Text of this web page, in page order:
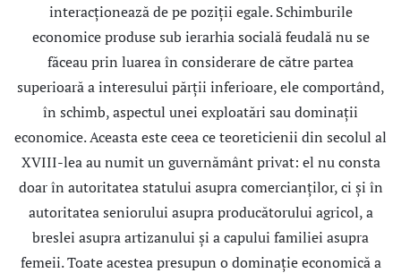
interacţionează de pe poziţii egale. Schimburile
economice produse sub ierarhia socială feudală nu se
făceau prin luarea în considerare de către partea
superioară a interesului părţii inferioare, ele comportând,
în schimb, aspectul unei exploatări sau dominaţii
economice. Aceasta este ceea ce teoreticienii din secolul al
XVIII-lea au numit un guvernământ privat: el nu consta
doar în autoritatea statului asupra comercianţilor, ci şi în
autoritatea seniorului asupra producătorului agricol, a
breslei asupra artizanului şi a capului familiei asupra
femeii. Toate acestea presupun o dominaţie economică a